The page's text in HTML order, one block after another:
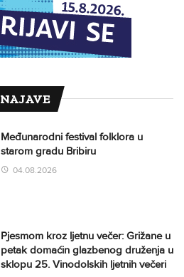
NAJAVE
Međunarodni festival folklora u
starom gradu Bribiru
04.08.2026
Pjesmom kroz ljetnu večer: Grižane u
petak domaćin glazbenog druženja u
sklopu 25. Vinodolskih ljetnih večeri